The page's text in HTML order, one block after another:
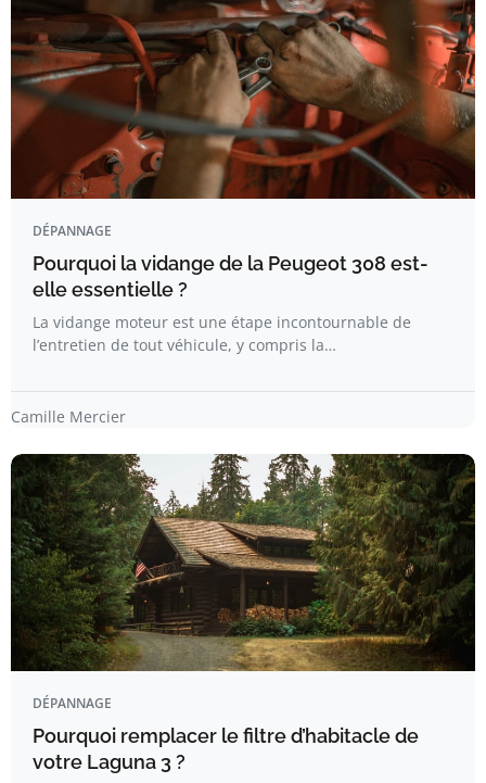
DÉPANNAGE
Pourquoi la vidange de la Peugeot 308 est-
elle essentielle ?
La vidange moteur est une étape incontournable de
l’entretien de tout véhicule, y compris la…
Camille Mercier
DÉPANNAGE
Pourquoi remplacer le filtre d’habitacle de
votre Laguna 3 ?